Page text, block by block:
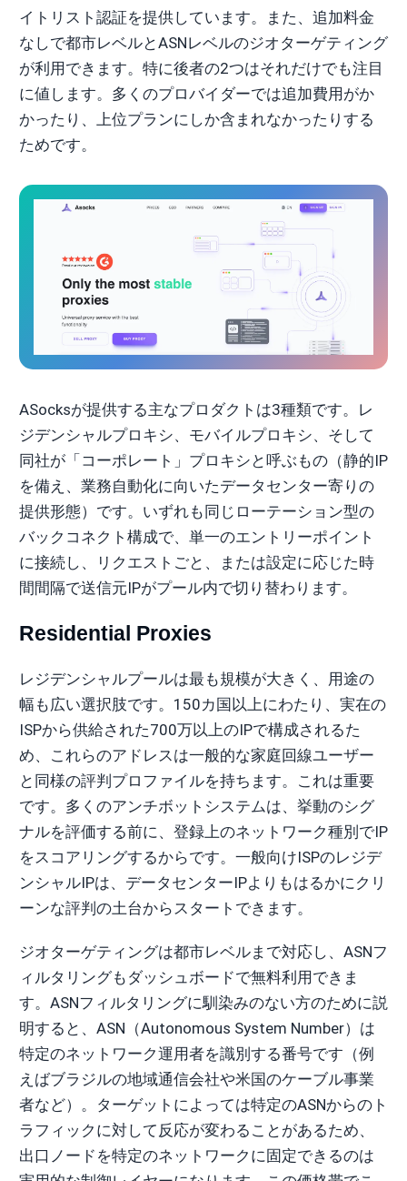
イトリスト認証を提供しています。また、追加料金
なしで都市レベルとASNレベルのジオターゲティング
が利用できます。特に後者の2つはそれだけでも注目
に値します。多くのプロバイダーでは追加費用がか
かったり、上位プランにしか含まれなかったりする
ためです。
ASocksが提供する主なプロダクトは3種類です。レ
ジデンシャルプロキシ、モバイルプロキシ、そして
同社が「コーポレート」プロキシと呼ぶもの（静的IP
を備え、業務自動化に向いたデータセンター寄りの
提供形態）です。いずれも同じローテーション型の
バックコネクト構成で、単一のエントリーポイント
に接続し、リクエストごと、または設定に応じた時
間間隔で送信元IPがプール内で切り替わります。
Residential Proxies
レジデンシャルプールは最も規模が大きく、用途の
幅も広い選択肢です。150カ国以上にわたり、実在の
ISPから供給された700万以上のIPで構成されるた
め、これらのアドレスは一般的な家庭回線ユーザー
と同様の評判プロファイルを持ちます。これは重要
です。多くのアンチボットシステムは、挙動のシグ
ナルを評価する前に、登録上のネットワーク種別でIP
をスコアリングするからです。一般向けISPのレジデ
ンシャルIPは、データセンターIPよりもはるかにクリ
ーンな評判の土台からスタートできます。
ジオターゲティングは都市レベルまで対応し、ASNフ
ィルタリングもダッシュボードで無料利用できま
す。ASNフィルタリングに馴染みのない方のために説
明すると、ASN（Autonomous System Number）は
特定のネットワーク運用者を識別する番号です（例
えばブラジルの地域通信会社や米国のケーブル事業
者など）。ターゲットによっては特定のASNからのト
ラフィックに対して反応が変わることがあるため、
出口ノードを特定のネットワークに固定できるのは